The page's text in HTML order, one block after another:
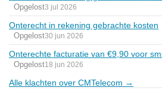
Opgelost3 jul 2026
Onterecht in rekening gebrachte kosten
Opgelost30 jun 2026
Onterechte facturatie van €9,90 voor
Opgelost18 jun 2026
Alle klachten over CMTelecom →